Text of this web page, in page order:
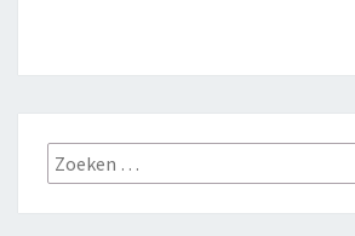
Zoeken
naar: